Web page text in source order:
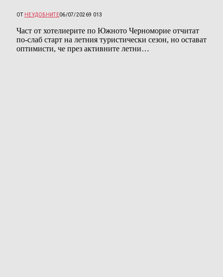
ОТ НЕУДОБНИТЕ06/07/20269 013
Част от хотелиерите по Южното Черноморие отчитат
по-слаб старт на летния туристически сезон, но остават
оптимисти, че през активните летни…